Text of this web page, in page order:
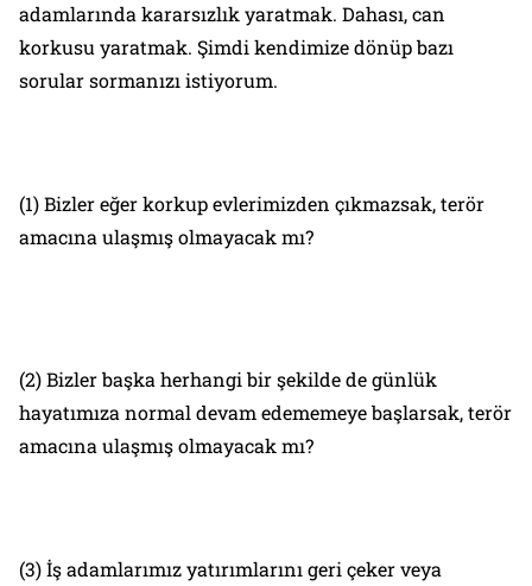
adamlarında kararsızlık yaratmak. Dahası, can
korkusu yaratmak. Şimdi kendimize dönüp bazı
sorular sormanızı istiyorum.
(1) Bizler eğer korkup evlerimizden çıkmazsak, terör
amacına ulaşmış olmayacak mı?
(2) Bizler başka herhangi bir şekilde de günlük
hayatımıza normal devam edememeye başlarsak, terör
amacına ulaşmış olmayacak mı?
(3) İş adamlarımız yatırımlarını geri çeker veya